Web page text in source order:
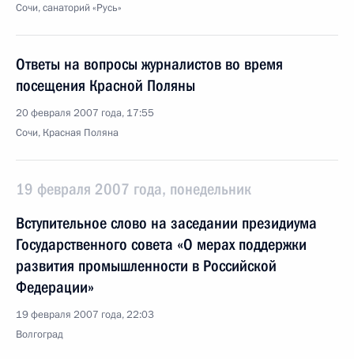
Сочи, санаторий «Русь»
Ответы на вопросы журналистов во время
посещения Красной Поляны
20 февраля 2007 года, 17:55
Сочи, Красная Поляна
19 февраля 2007 года, понедельник
Вступительное слово на заседании президиума
Государственного совета «О мерах поддержки
развития промышленности в Российской
Федерации»
19 февраля 2007 года, 22:03
Волгоград